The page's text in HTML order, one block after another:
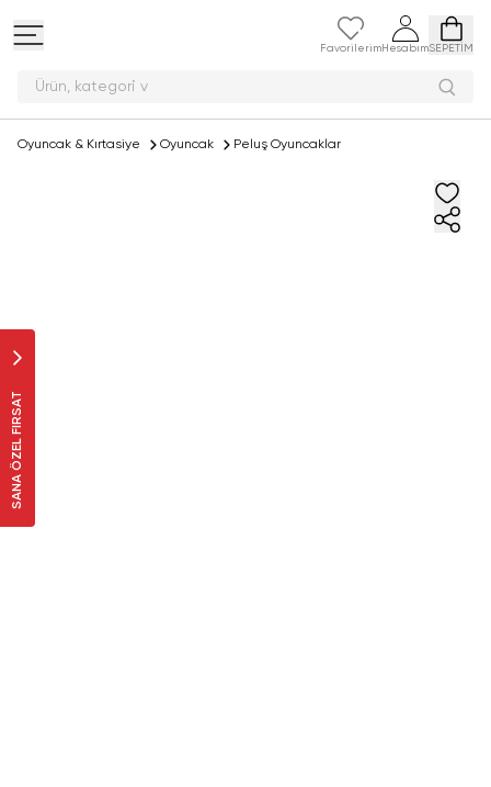
Favorilerim HesabımSEPETİM
Ürün, kat
SANA ÖZEL FIRSAT
Oyuncak & Kırtasiye Oyuncak Peluş Oyuncaklar